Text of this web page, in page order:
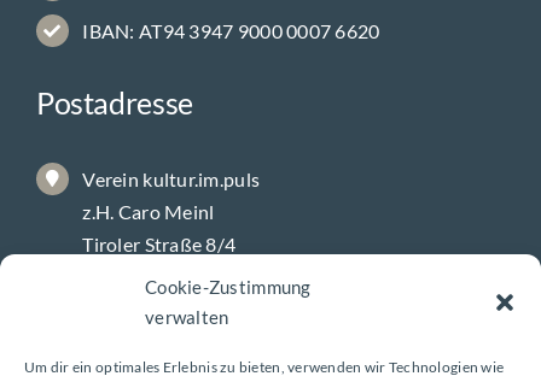
Cookie-Zustimmung
verwalten
Um dir ein optimales Erlebnis zu bieten, verwenden wir Technologien wie
IBAN: AT94 3947 9000 0007 6620
Postadresse
Verein kultur.im.puls
z.H. Caro Meinl
Tiroler Straße 8/4
9800 Spittal/Drau
Galerie-Öffnungszeiten